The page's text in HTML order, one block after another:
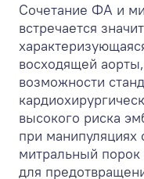
Сочетание ФА и
встречается
восходящей
возможности
высокого риска
при манипуляциях
митральный порок
для